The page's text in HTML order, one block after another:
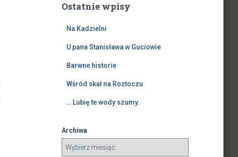
Ostatnie wpisy
Na Kadzielni
U pana Stanisława w Guciowie
Barwne historie
Wśród skał na Roztoczu
… Lubię te wody szumy.
Archiwa